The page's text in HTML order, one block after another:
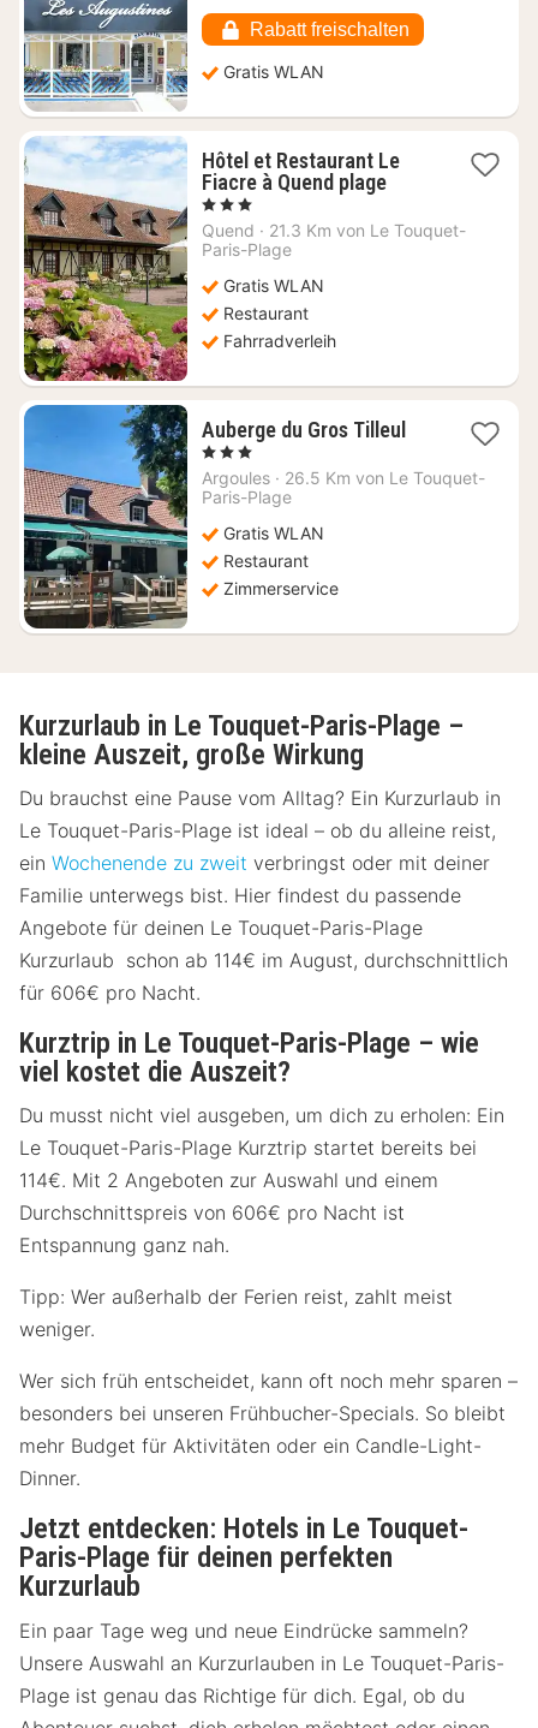
Rabatt freischalten
Gratis WLAN
Hôtel et Restaurant Le
Fiacre à Quend plage1
ab
195,03
, 3 Sterne
Quend · 21.3 Km von Le Touquet-
Paris-Plage
Gratis WLAN
Restaurant
Fahrradverleih
Auberge du Gros Tilleul1
ab
86,36
, 3 Sterne
Argoules · 26.5 Km von Le Touquet-
Paris-Plage
Gratis WLAN
Restaurant
Zimmerservice
Kurzurlaub in Le Touquet-Paris-Plage –
kleine Auszeit, große Wirkung
Du brauchst eine Pause vom Alltag? Ein Kurzurlaub in
Le Touquet-Paris-Plage ist ideal – ob du alleine reist,
ein Wochenende zu zweit verbringst oder mit deiner
Familie unterwegs bist. Hier findest du passende
Angebote für deinen Le Touquet-Paris-Plage
Kurzurlaub schon ab 114€ im August, durchschnittlich
für 606€ pro Nacht.
Kurztrip in Le Touquet-Paris-Plage – wie
viel kostet die Auszeit?
Du musst nicht viel ausgeben, um dich zu erholen: Ein
Le Touquet-Paris-Plage Kurztrip startet bereits bei
114€. Mit 2 Angeboten zur Auswahl und einem
Durchschnittspreis von 606€ pro Nacht ist
Entspannung ganz nah.
Tipp: Wer außerhalb der Ferien reist, zahlt meist
weniger.
Wer sich früh entscheidet, kann oft noch mehr sparen –
besonders bei unseren Frühbucher-Specials. So bleibt
mehr Budget für Aktivitäten oder ein Candle-Light-
Dinner.
Jetzt entdecken: Hotels in Le Touquet-
Paris-Plage für deinen perfekten
Kurzurlaub
Ein paar Tage weg und neue Eindrücke sammeln?
Unsere Auswahl an Kurzurlauben in Le Touquet-Paris-
Plage ist genau das Richtige für dich. Egal, ob du